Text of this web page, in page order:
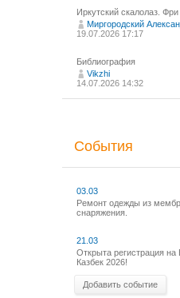
Иркутский скалолаз. Фри
Миргородский
19.07.2026 17:17
Библиография
Vikzhi
14.07.2026 14:32
События
03.03
Ремонт одежды из
снаряжения.
21.03
Открыта регистрация на
Казбек 2026!
Добавить событие